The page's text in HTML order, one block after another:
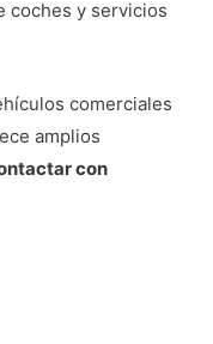
coches y servicios
comerciales
amplios
con